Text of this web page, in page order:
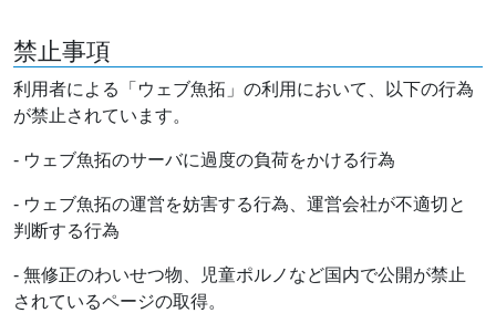
禁止事項
利用者による「ウェブ魚拓」の利用において、以下の行為
が禁止されています。
- ウェブ魚拓のサーバに過度の負荷をかける行為
- ウェブ魚拓の運営を妨害する行為、運営会社が不適切と
判断する行為
- 無修正のわいせつ物、児童ポルノなど国内で公開が禁止
されているページの取得。